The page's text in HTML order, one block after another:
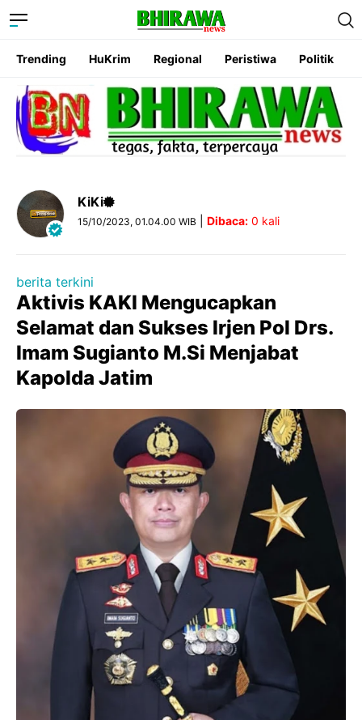
Trending HuKrim Regional Peristiwa Politik
KiKi
15/10/2023, 01.04.00 WIB Dibaca: 0 kali
berita terkini
Aktivis KAKI Mengucapkan
Selamat dan Sukses Irjen Pol Drs.
Imam Sugianto M.Si Menjabat
Kapolda Jatim